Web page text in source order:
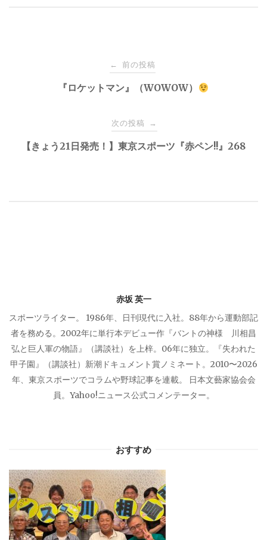
ン
← 前の投稿
『ロケットマン』（WOWOW）
次の投稿 →
【きょう21日発売！】東京スポーツ『赤ペン!!』268
赤坂 英一
スポーツライター。 1986年、日刊現代に入社。88年から運動部記
者を務める。2002年に単行本デビュー作『バントの神様 川相昌
弘と巨人軍の物語』（講談社）を上梓。06年に独立。『失われた
甲子園』（講談社）新潮ドキュメント賞ノミネート。2010〜2026
年、東京スポーツでコラムや野球記事を連載。 日本文藝家協会会
員。Yahoo!ニュース公式コメンテーター。
おすすめ